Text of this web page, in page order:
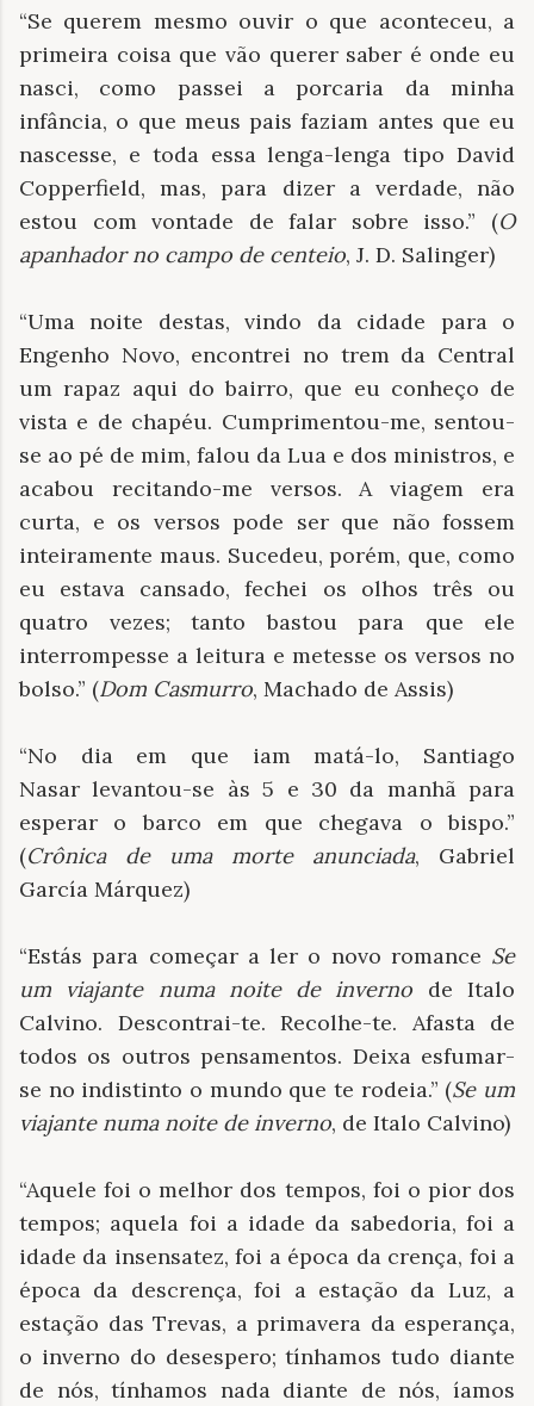
“Se querem mesmo ouvir o que aconteceu, a
primeira coisa que vão querer saber é onde eu
nasci, como passei a porcaria da minha
infância, o que meus pais faziam antes que eu
nascesse, e toda essa lenga-lenga tipo David
Copperfield, mas, para dizer a verdade, não
estou com vontade de falar sobre isso.” (O
apanhador no campo de centeio, J. D. Salinger)
“Uma noite destas, vindo da cidade para o
Engenho Novo, encontrei no trem da Central
um rapaz aqui do bairro, que eu conheço de
vista e de chapéu. Cumprimentou-me, sentou-
se ao pé de mim, falou da Lua e dos ministros, e
acabou recitando-me versos. A viagem era
curta, e os versos pode ser que não fossem
inteiramente maus. Sucedeu, porém, que, como
eu estava cansado, fechei os olhos três ou
quatro vezes; tanto bastou para que ele
interrompesse a leitura e metesse os versos no
bolso.” (Dom Casmurro, Machado de Assis)
“No dia em que iam matá-lo, Santiago
Nasar levantou-se às 5 e 30 da manhã para
esperar o barco em que chegava o bispo.”
(Crônica de uma morte anunciada, Gabriel
García Márquez)
“Estás para começar a ler o novo romance Se
um viajante numa noite de inverno de Italo
Calvino. Descontrai-te. Recolhe-te. Afasta de
todos os outros pensamentos. Deixa esfumar-
se no indistinto o mundo que te rodeia.” (Se um
viajante numa noite de inverno, de Italo Calvino)
“Aquele foi o melhor dos tempos, foi o pior dos
tempos; aquela foi a idade da sabedoria, foi a
idade da insensatez, foi a época da crença, foi a
época da descrença, foi a estação da Luz, a
estação das Trevas, a primavera da esperança,
o inverno do desespero; tínhamos tudo diante
de nós, tínhamos nada diante de nós, íamos